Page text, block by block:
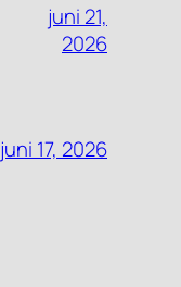
juni 21,
2026
juni 17, 2026